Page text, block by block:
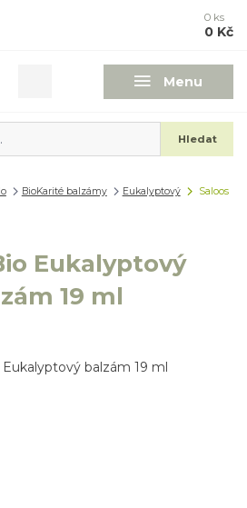
Menu
Hledat
0 ks
0 Kč
BioKarité balzámy Eukalyptový
Saloos
Eukalyptový
19 ml